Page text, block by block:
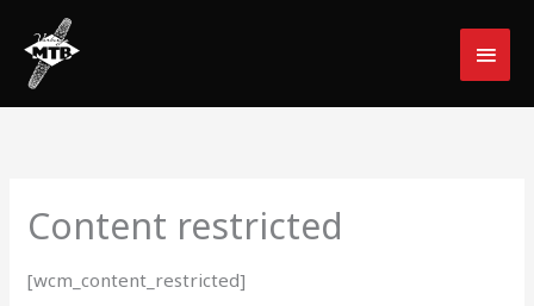
innehåll
Content restricted
[wcm_content_restricted]